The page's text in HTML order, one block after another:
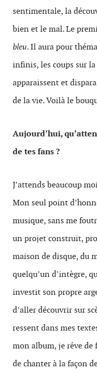
sentimentale, la
bien et le mal. Le
bleu. Il aura pour
infinis, les coups sur la
apparaissent et
de la vie. Voilà le
Aujourd’hui,
de tes fans ?
J’attends beaucoup
Mon seul point
musique, sans me
un projet construit,
maison de disque, du
quelqu’un d’intègre,
investit son propre
d’aller découvrir sur
ressent dans mes
mon album, je rêve de
de chanter à la façon